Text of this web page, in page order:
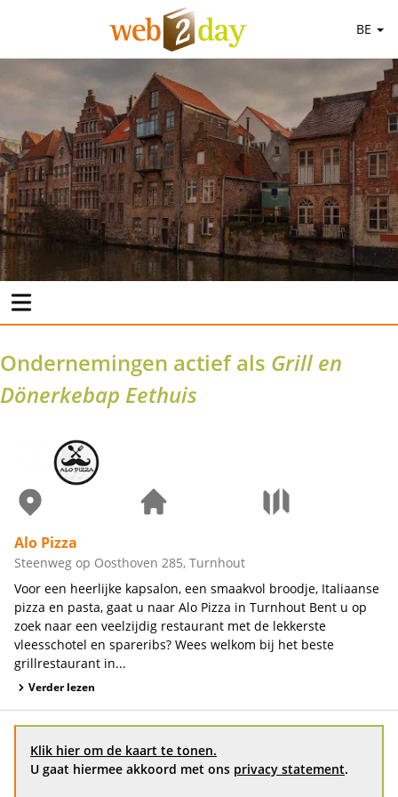
BE
Ondernemingen actief als Grill en
Dönerkebap Eethuis
Alo Pizza
Steenweg op Oosthoven 285, Turnhout
Voor een heerlijke kapsalon, een smaakvol broodje, Italiaanse
pizza en pasta, gaat u naar Alo Pizza in Turnhout Bent u op
zoek naar een veelzijdig restaurant met de lekkerste
vleesschotel en spareribs? Wees welkom bij het beste
grillrestaurant in...
Verder lezen
Klik hier om de kaart te tonen.
U gaat hiermee akkoord met ons privacy statement.